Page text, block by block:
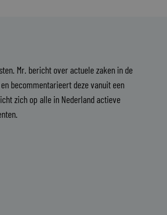
Mr. bericht over actuele zaken in de
becommentarieert deze vanuit een
zich op alle in Nederland actieve